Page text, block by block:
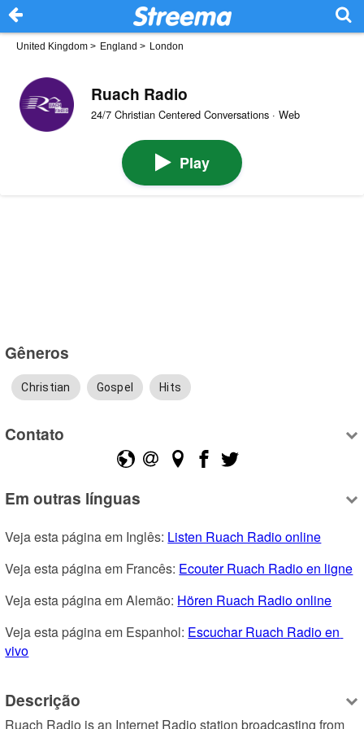
United Kingdom > England > London
Ruach Radio
24/7 Christian Centered Conversations · Web
Play
Gêneros
Christian Gospel Hits
Contato
Em outras línguas
Veja esta página em Inglês: Listen Ruach Radio online
Veja esta página em Francês: Ecouter Ruach Radio en ligne
Veja esta página em Alemão: Hören Ruach Radio online
Veja esta página em Espanhol: Escuchar Ruach Radio en
vivo
Descrição
Ruach Radio is an Internet Radio station broadcasting from